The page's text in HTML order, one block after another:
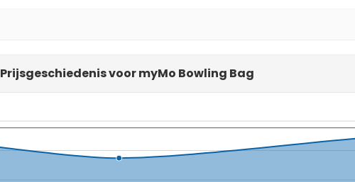
Prijsgeschiedenis voor myMo Bowling Bag